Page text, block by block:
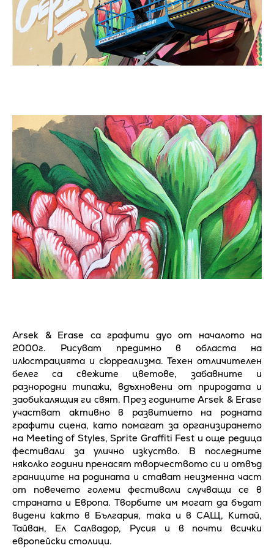
Arsek & Erase са графити дуо от началото на
2000г. Рисуват предимно в областа на
илюстрацията и сюрреализма. Техен отличителен
белег са свежите цветове, забавните и
разнородни типажи, вдъхновени от природата и
заобикалящия ги свят. През годините Arsek & Erase
участват активно в развитието на родната
графити сцена, като помагат за организирането
на Meeting of Styles, Sprite Graffiti Fest и още редица
фестивали за улично изкуство. В последните
няколко години пренасят творчеството си и отвъд
границите на родината и стават неизменна част
от повечето големи фестивали случващи се в
страната и Европа. Tворбите им могат да бъдат
видени както в България, така и в САЩ, Китай,
Тайван, Ел Салвадор, Русия и в почти всички
европейски столици.